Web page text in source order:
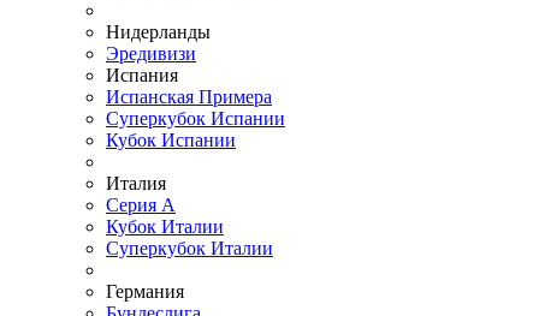
Нидерланды
Эредивизи
Испания
Испанская Примера
Суперкубок Испании
Кубок Испании
Италия
Серия А
Кубок Италии
Суперкубок Италии
Германия